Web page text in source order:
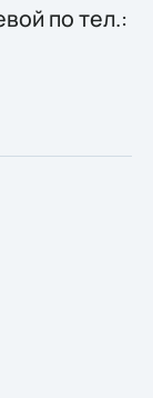
по тел.: